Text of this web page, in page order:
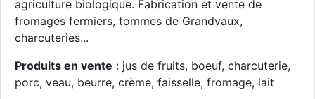
agriculture biologique. Fabrication et vente de
fromages fermiers, tommes de Grandvaux,
charcuteries...
Produits en vente : jus de fruits, boeuf, charcuterie,
porc, veau, beurre, crème, faisselle, fromage, lait